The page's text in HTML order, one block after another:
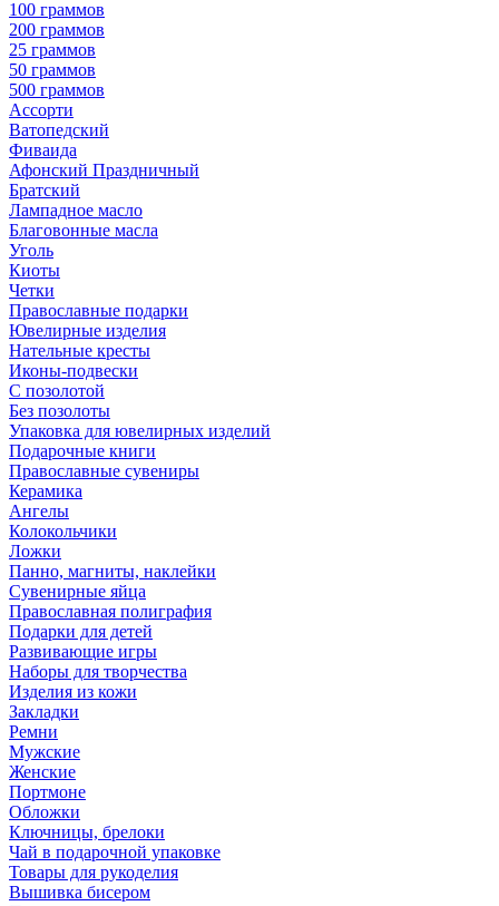
100 граммов
200 граммов
25 граммов
50 граммов
500 граммов
Ассорти
Ватопедский
Фиваида
Афонский Праздничный
Братский
Лампадное масло
Благовонные масла
Уголь
Киоты
Четки
Православные подарки
Ювелирные изделия
Нательные кресты
Иконы-подвески
С позолотой
Без позолоты
Упаковка для ювелирных изделий
Подарочные книги
Православные сувениры
Керамика
Ангелы
Колокольчики
Ложки
Панно, магниты, наклейки
Сувенирные яйца
Православная полиграфия
Подарки для детей
Развивающие игры
Наборы для творчества
Изделия из кожи
Закладки
Ремни
Мужские
Женские
Портмоне
Обложки
Ключницы, брелоки
Чай в подарочной упаковке
Товары для рукоделия
Вышивка бисером